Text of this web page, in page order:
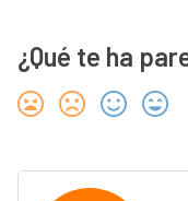
¿Qué te ha